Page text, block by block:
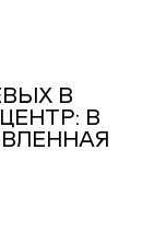
В
В